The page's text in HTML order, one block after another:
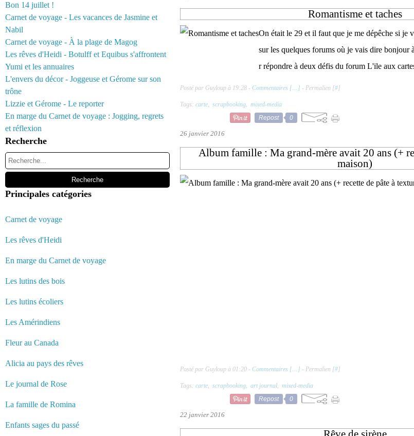
Bon 14 juillet !
Carnet de voyage - Les vacances de Jasmine et
Nabil
Carnet de voyage - À la plage de Magog
Les rêves d'Heidi - Botulff et Equibus s'affrontent
Yumi et les annuaires
L'envers du décor - Joggeuse et Gérome sur son
trône
Lizzie et Gérome - Le reporter
En marge du Carnet de voyage : Jogging, regrets
et réflexion
Recherche
Principales catégories
Carnet de voyage
Les rêves d'Heidi
En marge du Carnet de voyage
Les lutins des bois
Les lutins écoliers
Les Amérindiens
Fleur au Canada
Alicia au pays des rêves
Le journal de Rose
La famille de Romina
Enfants sages du passé
Romantisme et taches
On était le 29 et il faut que je me dépêche si je
sur les quelques forums où je vais dire bonjour
r répondre à deux défis du forum L'ile aux
Posté par Guyloup à 19:28 - Commentaires [… ] - Permalien [#]
Tags: carte, scrapbooking, mixed-media
Repost
0
26 janvier 2016
Album famille : Ma grand-mère avait 20 ans (+
maison)
Posté par Guyloup à 01:20 - Commentaires [… ] - Permalien [#]
Tags: carte, scrapbooking, art journal, mixed-media
Repost
0
22 janvier 2016